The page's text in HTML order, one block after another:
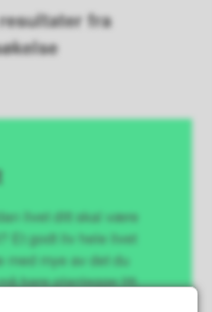
fra
livet ditt skal være
Et godt liv hele livet
med mye av det du
bare planlegge litt.